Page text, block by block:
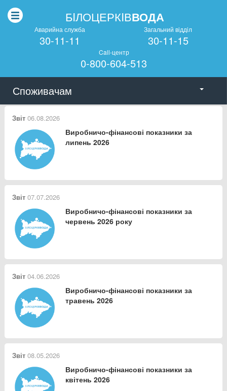
БIЛОЦЕРКIВВОДА
Аварийна служба
30-11-11
Загальний вiддiл
30-11-15
Call-центр
0-800-604-513
Споживачам
Новини
Звіт06.08.2026
Виробничо-фінансові показники за
липень 2026
Звіт07.07.2026
Виробничо-фінансові показники за
червень 2026 року
Звіт04.06.2026
Виробничо-фінансові показники за
травень 2026
Звіт08.05.2026
Виробничо-фінансові показники за
квітень 2026